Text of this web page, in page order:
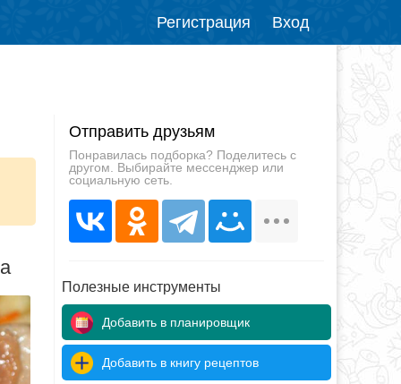
Регистрация Вход
Отправить друзьям
Понравилась подборка? Поделитесь с
другом. Выбирайте мессенджер или
социальную сеть.
Полезные инструменты
Добавить в планировщик
Добавить в книгу рецептов